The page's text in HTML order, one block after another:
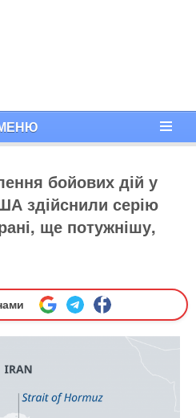
бойових дій у
здійснили серію
ще потужнішу,